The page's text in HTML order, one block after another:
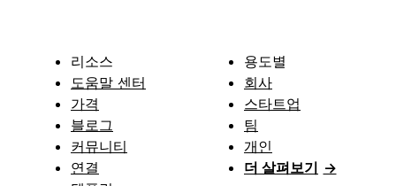
리소스
도움말 센터
가격
블로그
커뮤니티
연결
용도별
회사
스타트업
팀
개인
더 살펴보기 →